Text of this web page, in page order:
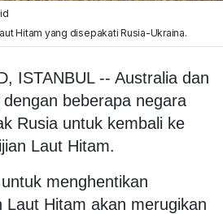
Hitam yang disepakati Rusia-Ukraina.
ISTANBUL -- Australia dan
beberapa negara
Rusia untuk kembali ke
Laut Hitam.
menghentikan
Laut Hitam akan merugikan